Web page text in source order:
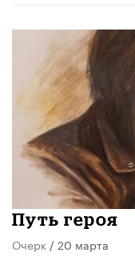
Путь героя
Очерк / 20 марта